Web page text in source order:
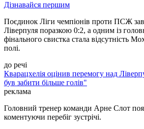
Дізнавайся першим
Поєдинок Ліги чемпіонів проти ПСЖ
Ліверпуля поразкою 0:2, а одним із
фінального свистка стала відсутність
полі.
до речі
Кварацхелія оцінив перемогу над
був забити більше голів"
реклама
Головний тренер команди Арне Слот
коментуючи перебіг зустрічі.